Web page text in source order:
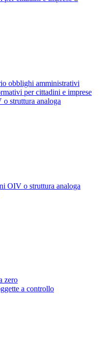
obblighi amministrativi
per cittadini e imprese
struttura analoga
OIV o struttura analoga
zero
a controllo